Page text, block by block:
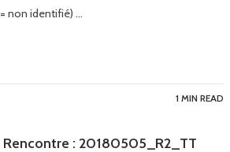
non identifié) …
1 MIN READ
: 20180505_R2_TT